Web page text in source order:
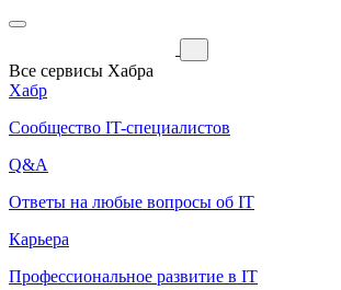
Все сервисы Хабра
Хабр
Сообщество IT-специалистов
Q&A
Ответы на любые вопросы об IT
Карьера
Профессиональное развитие в IT